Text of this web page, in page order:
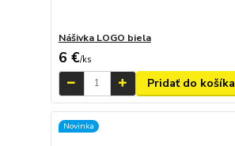
Nášivka LOGO biela
6 €/ks
Pridať do košíka
Novinka